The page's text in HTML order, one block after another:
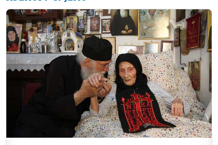
e
b
o
o
k
e
dI
n
gr
a
m
s
A
p
p
l
y
Li
n
k